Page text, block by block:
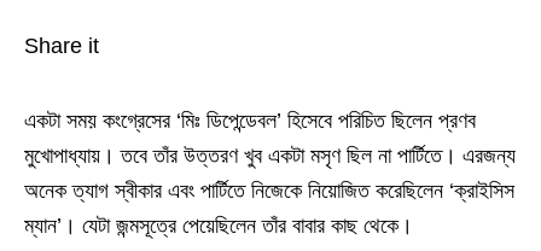
Share it
একটা সময় কংগ্রেসের ‘মিঃ ডিপেন্ডেবল’ হিসেবে পরিচিত ছিলেন প্রণব
মুখোপাধ্যায়। তবে তাঁর উত্তরণ খুব একটা মসৃণ ছিল না পার্টিতে। এরজন্য
অনেক ত্যাগ স্বীকার এবং পার্টিতে নিজেকে নিয়োজিত করেছিলেন ‘ক্রাইসিস
ম্যান’। যেটা জন্মসূত্রে পেয়েছিলেন তাঁর বাবার কাছ থেকে।